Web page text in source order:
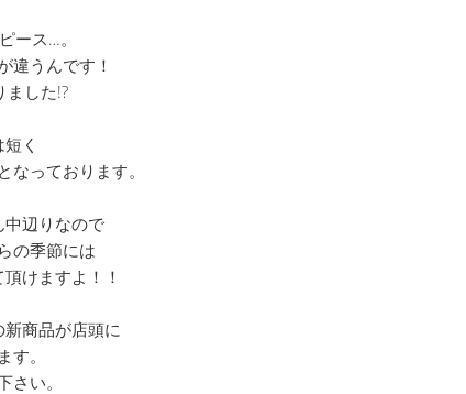
ース…。
違うんです！
ました!?
く
なっております。
辺りなので
の季節には
けますよ！！
商品が店頭に
す。
さい。